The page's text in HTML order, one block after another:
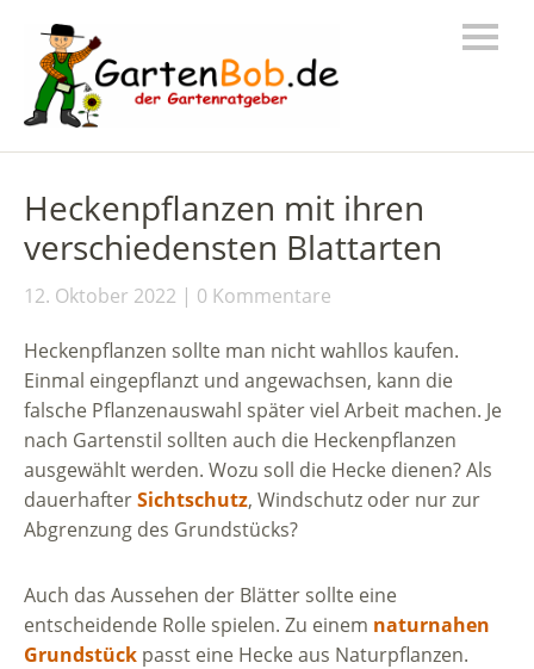
Heckenpflanzen mit ihren
verschiedensten Blattarten
12. Oktober 2022 0 Kommentare
Heckenpflanzen sollte man nicht wahllos kaufen.
Einmal eingepflanzt und angewachsen, kann die
falsche Pflanzenauswahl später viel Arbeit machen. Je
nach Gartenstil sollten auch die Heckenpflanzen
ausgewählt werden. Wozu soll die Hecke dienen? Als
dauerhafterSichtschutz, Windschutz oder nur zur
Abgrenzung des Grundstücks?
Auch das Aussehen der Blätter sollte eine
entscheidende Rolle spielen. Zu einem naturnahen
Grundstück passt eine Hecke aus Naturpflanzen.